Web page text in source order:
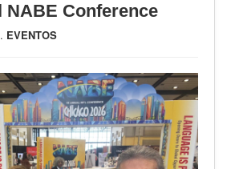
NABE Conference
EVENTOS